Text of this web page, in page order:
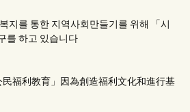
지를 통한 지역사회만들기를 위해 「시
를 하고 있습니다
福利教育」因為創造福利文化和進行基